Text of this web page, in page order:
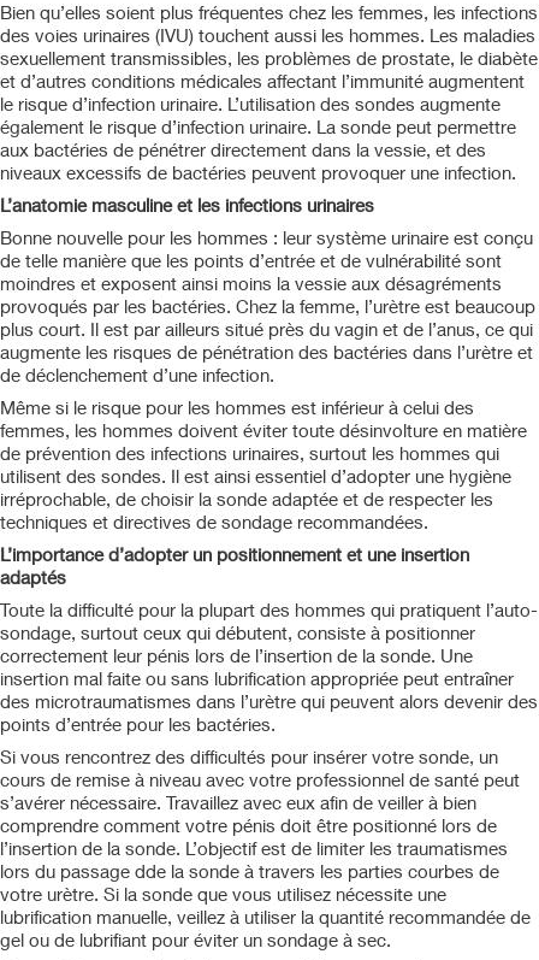
Bien qu’elles soient plus fréquentes chez les femmes, les infections
des voies urinaires (IVU) touchent aussi les hommes. Les maladies
sexuellement transmissibles, les problèmes de prostate, le diabète
et d’autres conditions médicales affectant l’immunité augmentent
le risque d’infection urinaire. L’utilisation des sondes augmente
également le risque d’infection urinaire. La sonde peut permettre
aux bactéries de pénétrer directement dans la vessie, et des
niveaux excessifs de bactéries peuvent provoquer une infection.
L’anatomie masculine et les infections urinaires
Bonne nouvelle pour les hommes : leur système urinaire est conçu
de telle manière que les points d’entrée et de vulnérabilité sont
moindres et exposent ainsi moins la vessie aux désagréments
provoqués par les bactéries. Chez la femme, l’urètre est beaucoup
plus court. Il est par ailleurs situé près du vagin et de l’anus, ce qui
augmente les risques de pénétration des bactéries dans l’urètre et
de déclenchement d’une infection.
Même si le risque pour les hommes est inférieur à celui des
femmes, les hommes doivent éviter toute désinvolture en matière
de prévention des infections urinaires, surtout les hommes qui
utilisent des sondes. Il est ainsi essentiel d’adopter une hygiène
irréprochable, de choisir la sonde adaptée et de respecter les
techniques et directives de sondage recommandées.
L’importance d’adopter un positionnement et une insertion
adaptés
Toute la difficulté pour la plupart des hommes qui pratiquent l’auto-
sondage, surtout ceux qui débutent, consiste à positionner
correctement leur pénis lors de l’insertion de la sonde. Une
insertion mal faite ou sans lubrification appropriée peut entraîner
des microtraumatismes dans l’urètre qui peuvent alors devenir des
points d’entrée pour les bactéries.
Si vous rencontrez des difficultés pour insérer votre sonde, un
cours de remise à niveau avec votre professionnel de santé peut
s’avérer nécessaire. Travaillez avec eux afin de veiller à bien
comprendre comment votre pénis doit être positionné lors de
l’insertion de la sonde. L’objectif est de limiter les traumatismes
lors du passage dde la sonde à travers les parties courbes de
votre urètre. Si la sonde que vous utilisez nécessite une
lubrification manuelle, veillez à utiliser la quantité recommandée de
gel ou de lubrifiant pour éviter un sondage à sec.